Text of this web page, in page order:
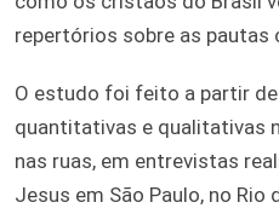
repertórios sobre as pautas
O estudo foi feito a partir
quantitativas e qualitativas
nas ruas, em entrevistas
Jesus em São Paulo, no Rio